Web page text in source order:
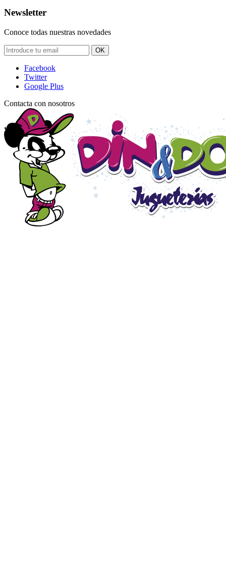
Newsletter
Conoce todas nuestras novedades
OK
Facebook
Twitter
Google Plus
Contacta con nosotros